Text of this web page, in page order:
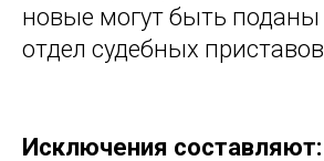
новые могут быть поданы
отдел судебных
Исключения составляют: